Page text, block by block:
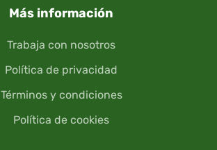
Más información
Trabaja con nosotros
Política de privacidad
Términos y condiciones
Política de cookies